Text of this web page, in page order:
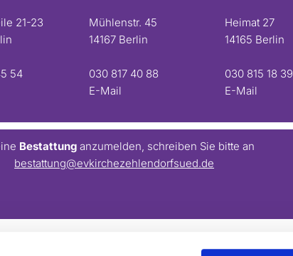
21-23
54
Mühlenstr. 45
14167 Berlin
030 817 40 88
E-Mail
Heimat 27
14165 Berlin
030 815 18 39
E-Mail
Bestattunganzumelden, schreiben Sie bitte an
bestattung@evkirchezehlendorfsued.de